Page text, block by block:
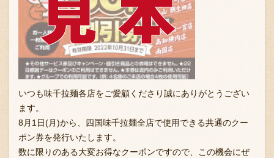
いつも味千拉麺各店をご愛顧くださり誠にありがとうござい
ます。
8月1日(月)から、四国味千拉麺全店で使用できる共通のクー
ポン券を発行いたします。
数に限りのある大変お得なクーポンですので、この機会にぜ